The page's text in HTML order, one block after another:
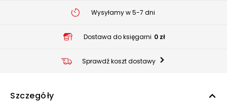
Wysyłamy w 5-7 dni
Dostawa do księgarni 0 zł
Sprawdź koszt dostawy
Szczegóły